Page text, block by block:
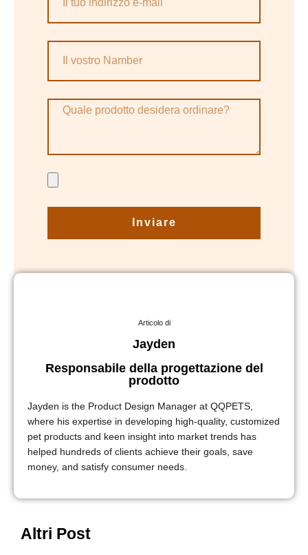
Inviare
Articolo di
Jayden
Responsabile della progettazione del
prodotto
Jayden is the Product Design Manager at QQPETS,
where his expertise in developing high-quality, customized
pet products and keen insight into market trends has
helped hundreds of clients achieve their goals, save
money, and satisfy consumer needs.
Altri Post